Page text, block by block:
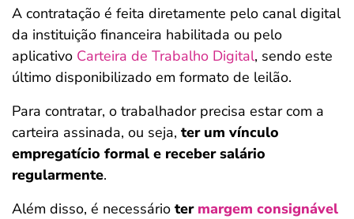
A contratação é feita diretamente pelo canal digital
da instituição financeira habilitada ou pelo
aplicativo Carteira de Trabalho Digital, sendo este
último disponibilizado em formato de leilão.
Para contratar, o trabalhador precisa estar com a
carteira assinada, ou seja, ter um vínculo
empregatício formal e receber salário
regularmente.
Além disso, é necessário ter margem consignável